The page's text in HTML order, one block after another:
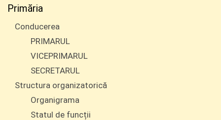
Primăria
Conducerea
PRIMARUL
VICEPRIMARUL
SECRETARUL
Structura organizatorică
Organigrama
Statul de funcții